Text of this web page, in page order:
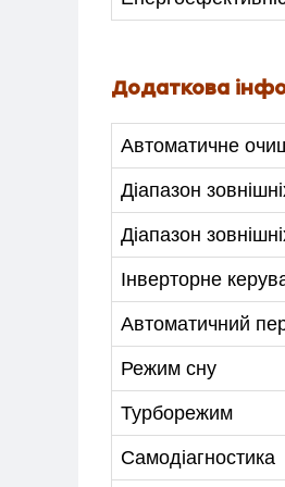
Додаткова
Автоматичне
Діапазон
Діапазон
Інверторне
Автоматичний
Режим сну
Турборежим
Самодіагностика